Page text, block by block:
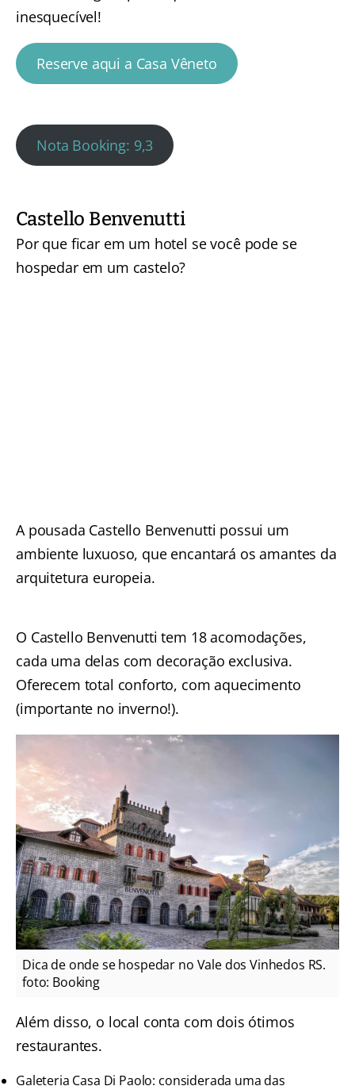
inesquecível!
Reserve aqui a Casa Vêneto
Nota Booking: 9,3
Castello Benvenutti
Por que ficar em um hotel se você pode se
hospedar em um castelo?
A pousada Castello Benvenutti possui um
ambiente luxuoso, que encantará os amantes da
arquitetura europeia.
O Castello Benvenutti tem 18 acomodações,
cada uma delas com decoração exclusiva.
Oferecem total conforto, com aquecimento
(importante no inverno!).
Dica de onde se hospedar no Vale dos Vinhedos RS.
foto: Booking
Além disso, o local conta com dois ótimos
restaurantes.
Galeteria Casa Di Paolo: considerada uma das